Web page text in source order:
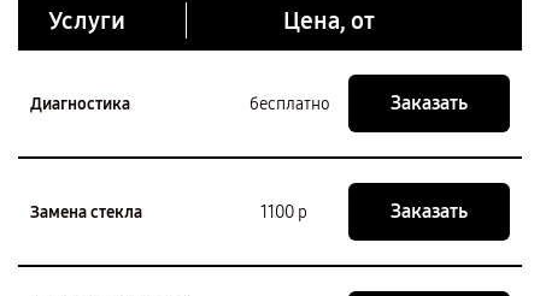
Услуги Цена, от
Диагностика бесплатно Заказать
Замена стекла 1100 р Заказать